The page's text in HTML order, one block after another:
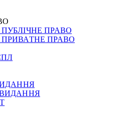
ПРАВО
ПРАВО